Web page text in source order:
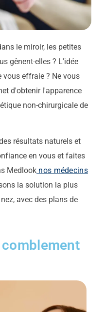
le miroir, les petites
gênent-elles ? L'idée
effraie ? Ne vous
d'obtenir l'apparence
non-chirurgicale de
résultats naturels et
en vous et faites
Medlook nos médecins
la solution la plus
avec des plans de